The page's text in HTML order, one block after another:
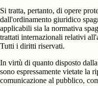
Si tratta, pertanto, di opere
dall'ordinamento giuridico
applicabili sia la normativa
trattati internazionali relativi
Tutti i diritti riservati.
In virtù di quanto disposto
sono espressamente vietate la
comunicazione al pubblico,